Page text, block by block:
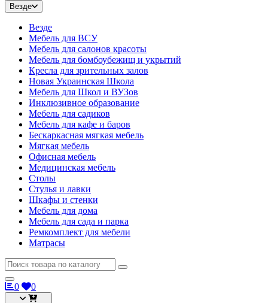
Везде
Везде
Мебель для ВСУ
Мебель для салонов красоты
Мебель для бомбоубежищ и укрытий
Кресла для зрительных залов
Новая Украинская Школа
Мебель для Школ и ВУЗов
Инклюзивное образование
Мебель для садиков
Мебель для кафе и баров
Бескаркасная мягкая мебель
Мягкая мебель
Офисная мебель
Медицинская мебель
Столы
Стулья и лавки
Шкафы и стенки
Мебель для дома
Мебель для сада и парка
Ремкомплект для мебели
Матрасы
0 0